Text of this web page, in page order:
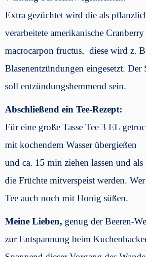
Extra gezüchtet wird die als
verarbeitete amerikanische
macrocarpon fructus, diese wird z.
Blasenentzündungen eingesetzt. Der
soll entzündungshemmend sein.
Abschließend ein Tee-Rezept:
Für eine große Tasse Tee 3 EL
mit kochendem Wasser übergießen
und ca. 15 min ziehen lassen und
die Früchte mitverspeist werden.
Tee auch noch mit Honig süßen.
Meine Lieben, genug der Beeren-
zur Entspannung beim